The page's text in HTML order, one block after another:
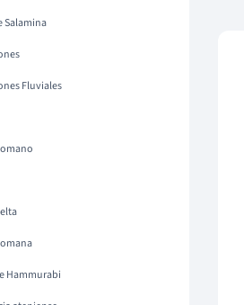
Salamina
Fluviales
Hammurabi